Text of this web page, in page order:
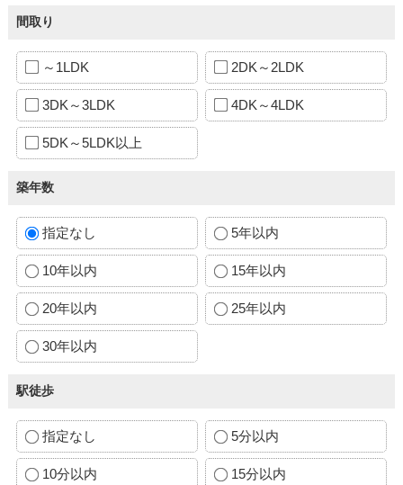
間取り
～1LDK 2DK～2LDK
3DK～3LDK 4DK～4LDK
5DK～5LDK以上
築年数
指定なし 5年以内
10年以内 15年以内
20年以内 25年以内
30年以内
駅徒歩
指定なし 5分以内
10分以内 15分以内